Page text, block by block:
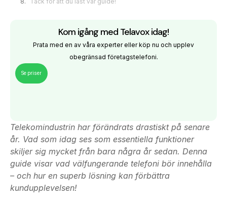
Kom igång med Telavox idag!
obegränsad företagstelefoni.
Se priser
skiljer sig mycket från bara några år sedan. Denna
guide visar vad välfungerande telefoni bör innehålla
– och hur en superb lösning kan förbättra
kundupplevelsen!
Introduktion